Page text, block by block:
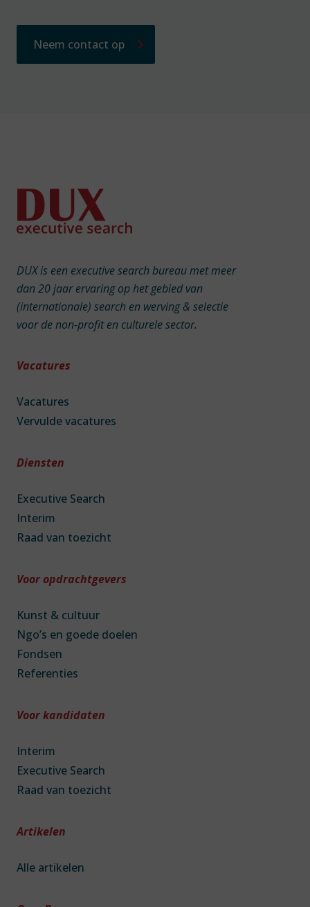
Neem contact op
DUX is een executive search bureau met meer
dan 20 jaar ervaring op het gebied van
(internationale) search en werving & selectie
voor de non-profit en culturele sector.
Vacatures
Vacatures
Vervulde vacatures
Diensten
Executive Search
Interim
Raad van toezicht
Voor opdrachtgevers
Kunst & cultuur
Ngo’s en goede doelen
Fondsen
Referenties
Voor kandidaten
Interim
Executive Search
Raad van toezicht
Artikelen
Alle artikelen